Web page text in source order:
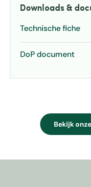
Downloads &
Technische fiche
DoP document
Bekijk